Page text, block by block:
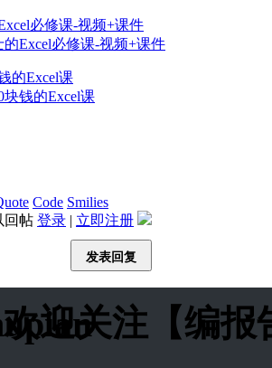
的Excel必修课-视频+课件
块钱的Excel课
Code Smilies
回帖 登录 | 立即注册
发表回复
欢迎关注【编报